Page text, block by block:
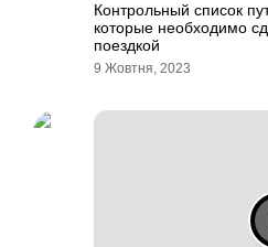
Контрольный список
которые необходимо
поездкой
9 Жовтня, 2023